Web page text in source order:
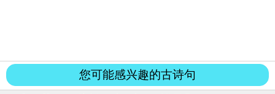
您可能感兴趣的古诗句